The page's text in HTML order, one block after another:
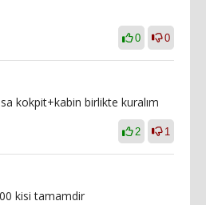
0 0
kokpit+kabin birlikte kuralım
2 1
kisi tamamdir